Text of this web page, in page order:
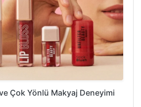
Çok Yönlü Makyaj Deneyimi